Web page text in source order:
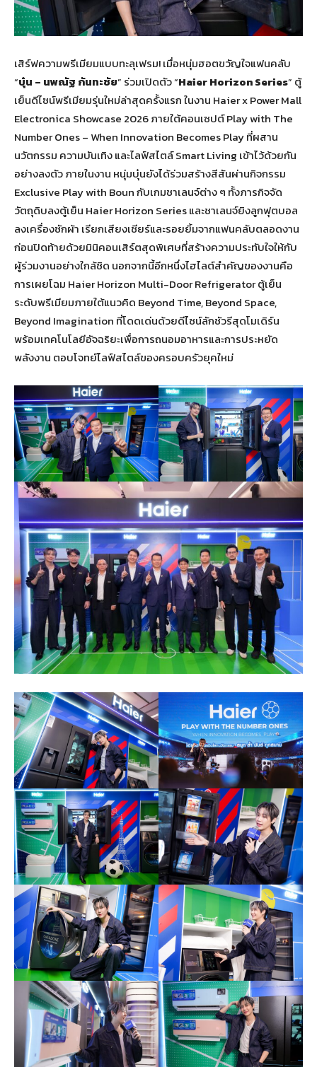
เสิร์ฟความพรีเมียมแบบทะลุเฟรม! เมื่อหนุ่มฮอตขวัญใจแฟนคลับ
“บุ๋น – นพณัฐ กันทะชัย” ร่วมเปิดตัว “Haier Horizon Series” ตู้
เย็นดีไซน์พรีเมียมรุ่นใหม่ล่าสุดครั้งแรก ในงาน Haier x Power Mall
Electronica Showcase 2026 ภายใต้คอนเซปต์ Play with The
Number Ones – When Innovation Becomes Play ที่ผสาน
นวัตกรรม ความบันเทิง และไลฟ์สไตล์ Smart Living เข้าไว้ด้วยกัน
อย่างลงตัว ภายในงาน หนุ่มบุ๋นยังได้ร่วมสร้างสีสันผ่านกิจกรรม
Exclusive Play with Boun กับเกมชาเลนจ์ต่าง ๆ ทั้งภารกิจจัด
วัตถุดิบลงตู้เย็น Haier Horizon Series และชาเลนจ์ยิงลูกฟุตบอล
ลงเครื่องซักผ้า เรียกเสียงเชียร์และรอยยิ้มจากแฟนคลับตลอดงาน
ก่อนปิดท้ายด้วยมินิคอนเสิร์ตสุดพิเศษที่สร้างความประทับใจให้กับ
ผู้ร่วมงานอย่างใกล้ชิด นอกจากนี้อีกหนึ่งไฮไลต์สำคัญของงานคือ
การเผยโฉม Haier Horizon Multi-Door Refrigerator ตู้เย็น
ระดับพรีเมียมภายใต้แนวคิด Beyond Time, Beyond Space,
Beyond Imagination ที่โดดเด่นด้วยดีไซน์ลักชัวรีสุดโมเดิร์น
พร้อมเทคโนโลยีอัจฉริยะเพื่อการถนอมอาหารและการประหยัด
พลังงาน ตอบโจทย์ไลฟ์สไตล์ของครอบครัวยุคใหม่